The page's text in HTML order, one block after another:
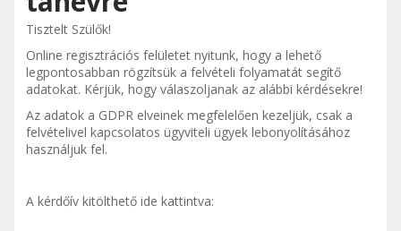
Tisztelt Szülők!
Online regisztrációs felületet nyitunk, hogy a lehető
legpontosabban rögzítsük a felvételi folyamatát segítő
adatokat. Kérjük, hogy válaszoljanak az alábbi kérdésekre!
Az adatok a GDPR elveinek megfelelően kezeljük, csak a
felvételivel kapcsolatos ügyviteli ügyek lebonyolításához
használjuk fel.
A kérdőív kitölthető ide kattintva: